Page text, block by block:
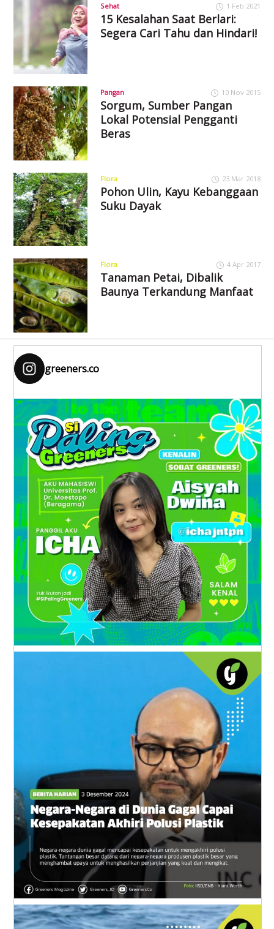
Sehat 1 Feb 2021
15 Kesalahan Saat Berlari:
Segera Cari Tahu dan Hindari!
Pangan 10 Nov 2015
Sorgum, Sumber Pangan
Lokal Potensial Pengganti
Beras
Flora 23 Mar 2018
Pohon Ulin, Kayu Kebanggaan
Suku Dayak
Flora 4 Apr 2017
Tanaman Petai, Dibalik
Baunya Terkandung Manfaat
greeners.co